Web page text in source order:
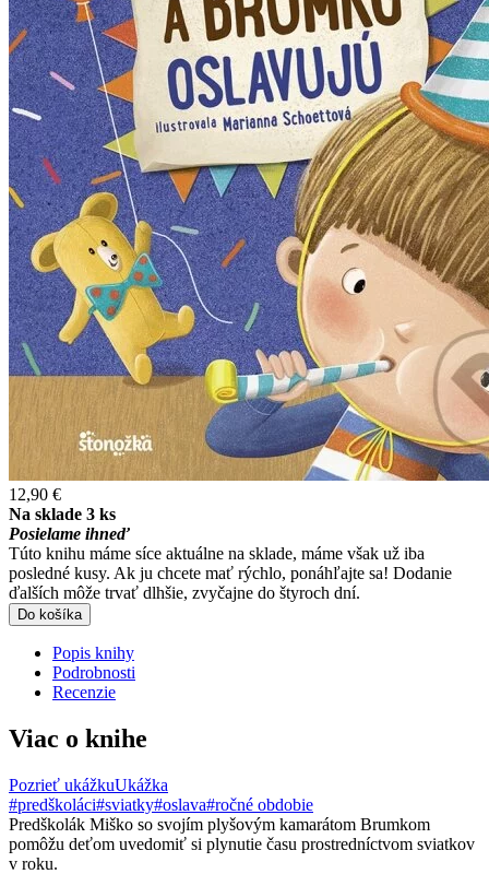
12,90 €
Na sklade 3 ks
Posielame ihneď
Túto knihu máme síce aktuálne na sklade, máme však už iba
posledné kusy. Ak ju chcete mať rýchlo, ponáhľajte sa! Dodanie
ďalších môže trvať dlhšie, zvyčajne do štyroch dní.
Do košíka
Popis knihy
Podrobnosti
Recenzie
Viac o knihe
Pozrieť ukážkuUkážka
#predškoláci#sviatky#oslava#ročné obdobie
Predškolák Miško so svojím plyšovým kamarátom Brumkom
pomôžu deťom uvedomiť si plynutie času prostredníctvom sviatkov
v roku.